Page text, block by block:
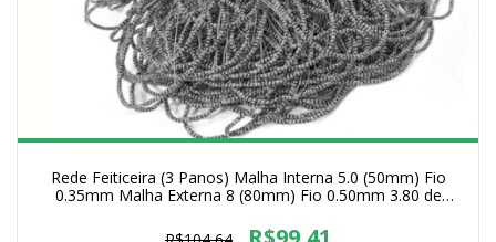
Rede Feiticeira (3 Panos) Malha Interna 5.0 (50mm) Fio
0.35mm Malha Externa 8 (80mm) Fio 0.50mm 3.80 de